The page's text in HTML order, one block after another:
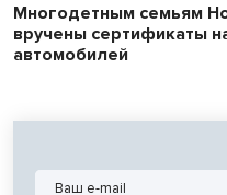
Многодетным семьям
вручены сертификаты
автомобилей